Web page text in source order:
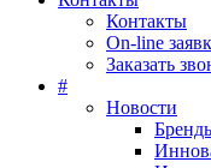
Контакты
On-line
Заказать
#
Новости